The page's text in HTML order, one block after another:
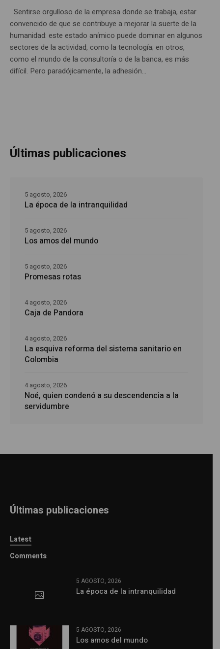
Sentirse orgulloso de la empresa donde se trabaja, estar
convencido de que se contribuye a mejorar la suerte de la
humanidad: este estado anímico puede dominar en algunos
sectores de la actividad, como la tecnología; en otros,
como el mundo de la consultoría o de la banca, es más
difícil. Pero paradójicamente, la adhesión...
Últimas publicaciones
La época de la intranquilidad
5 agosto, 2026
Los amos del mundo
5 agosto, 2026
Promesas rotas
5 agosto, 2026
Caja de Pandora
4 agosto, 2026
La esquiva reforma del sistema sanitario en
Colombia
4 agosto, 2026
Noé, quien condenó a su descendencia a la
servidumbre
4 agosto, 2026
Últimas publicaciones
Latest
Comments
5 AGOSTO, 2026
La época de la intranquilidad
5 AGOSTO, 2026
Los amos del mundo